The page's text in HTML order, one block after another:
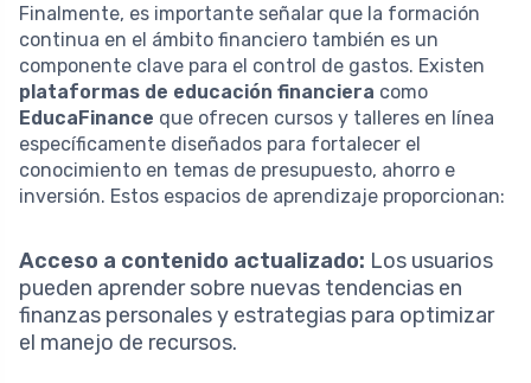
Finalmente, es importante señalar que la formación
continua en el ámbito financiero también es un
componente clave para el control de gastos. Existen
plataformas de educación financiera como
EducaFinance que ofrecen cursos y talleres en línea
específicamente diseñados para fortalecer el
conocimiento en temas de presupuesto, ahorro e
inversión. Estos espacios de aprendizaje proporcionan:
Acceso a contenido actualizado: Los usuarios
pueden aprender sobre nuevas tendencias en
finanzas personales y estrategias para optimizar
el manejo de recursos.